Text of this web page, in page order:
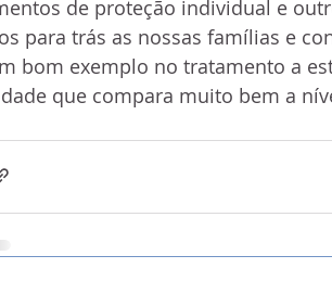
de proteção individual e
para trás as nossas famílias e
bom exemplo no tratamento a
que compara muito bem a